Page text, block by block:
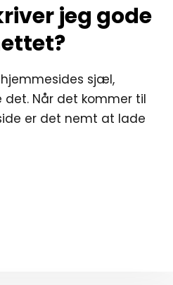
jeg gode
sjæl,
det. Når det kommer til
er det nemt at lade